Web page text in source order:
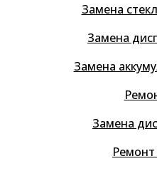
Замена
Замена
Ремонт
Замена
Замена